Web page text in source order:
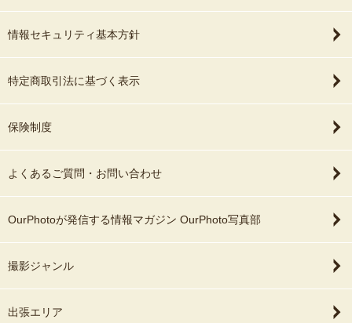
情報セキュリティ基本方針
特定商取引法に基づく表示
保険制度
よくあるご質問・お問い合わせ
OurPhotoが発信する情報マガジン OurPhoto写真部
撮影ジャンル
出張エリア